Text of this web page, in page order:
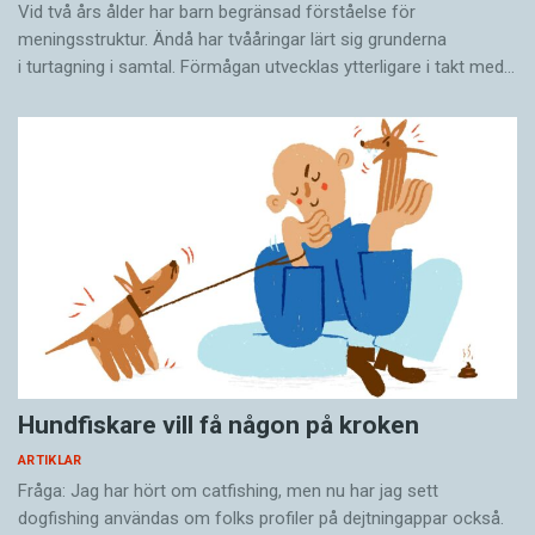
– Då säger jag bara att ”patienten förstår inte
tolken” och så får behandlaren förklara, eller ta
RFSU:s erfarenheter av svårigheterna med att
ta fram korrekta ordlistor har gjort att man har
blivit än mer noggrann med att anlita
översättare som är både kunniga och lyhörda.
För det gäller att ha fingertoppskänsla. Kerstin
Isaxon nämner en diskussion om ordet för ’bög’
på tigrinja, som har en bokstavlig betydelse i
stil med ’person från Sodom’.
– Vi hade en lång och bra diskussion med
Vid två års ålder har barn begränsad förståelse för
meningsstruktur. Ändå har tvååringar lärt sig grunderna
i turtagning i samtal. Förmågan utvecklas ytterligare i takt med…
Hundfiskare vill få någon på kroken
ARTIKLAR
Fråga: Jag har hört om catfishing, men nu har jag sett
dogfishing användas om folks profiler på dejtningappar också.